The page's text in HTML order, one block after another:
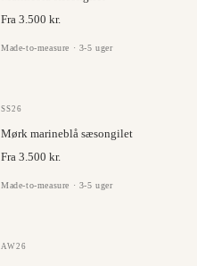
Fra 3.500 kr.
Made-to-measure · 3-5 uger
SS26
Mørk marineblå sæsongilet
Fra 3.500 kr.
Made-to-measure · 3-5 uger
OLMETEX
AW26